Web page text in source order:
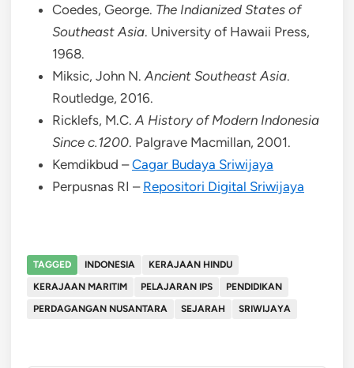
Coedes, George. The Indianized States of
Southeast Asia. University of Hawaii Press,
1968.
Miksic, John N. Ancient Southeast Asia.
Routledge, 2016.
Ricklefs, M.C. A History of Modern Indonesia
Since c.1200. Palgrave Macmillan, 2001.
Kemdikbud –Cagar Budaya Sriwijaya
Perpusnas RI – Repositori Digital Sriwijaya
TAGGED INDONESIA
KERAJAAN HINDU
KERAJAAN MARITIM
PELAJARAN IPS
PENDIDIKAN
PERDAGANGAN NUSANTARA
SEJARAH SRIWIJAYA